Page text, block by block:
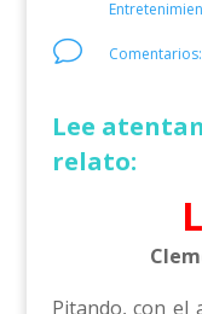
v Comentarios:
Lee
relato:
Pitando, con el